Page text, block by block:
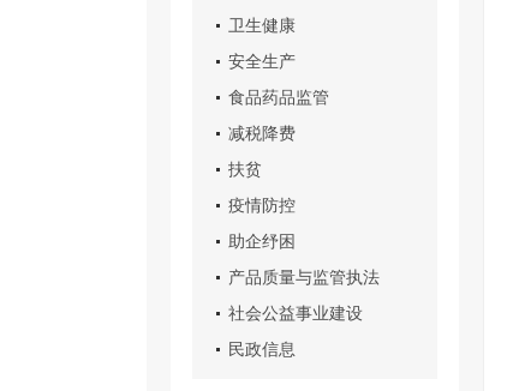
卫生健康
安全生产
食品药品监管
减税降费
扶贫
疫情防控
助企纾困
产品质量与监管执法
社会公益事业建设
民政信息